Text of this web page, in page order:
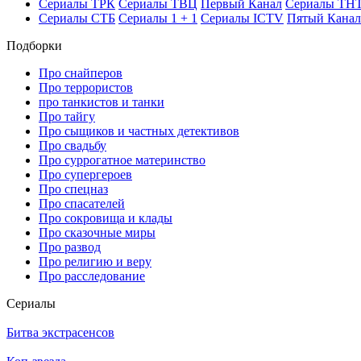
Се­риа­лы ТРК Се­риа­лы ТВЦ Пер­вый Ка­нал Се­риа­лы
Се­риа­лы СТБ Се­риа­лы 1 + 1 Се­риа­лы ICTV Пя­тый Ка­нал
Подборки
Про снайперов
Про террористов
про танкистов и танки
Про тайгу
Про сыщиков и частных детективов
Про свадьбу
Про суррогатное материнство
Про супергероев
Про спецназ
Про спасателей
Про сокровища и клады
Про сказочные миры
Про развод
Про религию и веру
Про расследование
Се­риа­лы
Битва экстрасенсов